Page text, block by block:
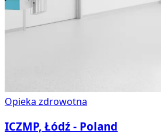
Opieka zdrowotna
ICZMP, Łódź - Poland